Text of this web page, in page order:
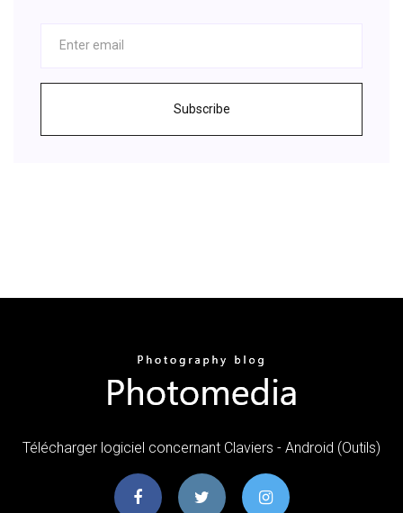
Subscribe
Télécharger logiciel concernant Claviers - Android (Outils)